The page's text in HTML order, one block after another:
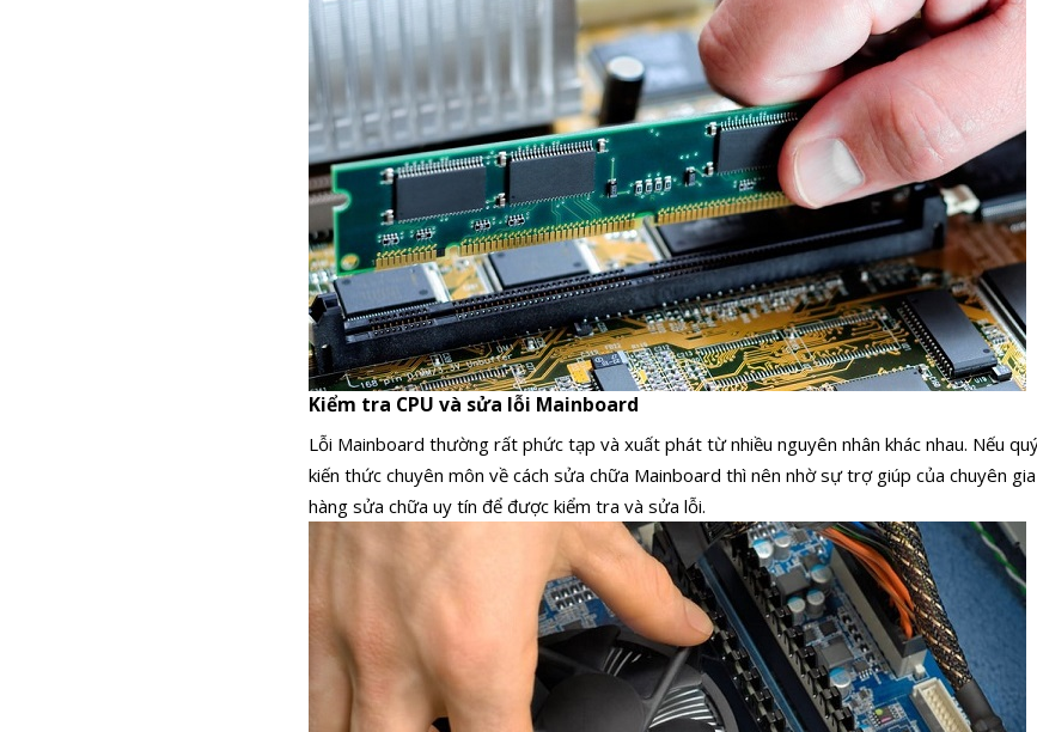
Kiểm tra CPU và sửa lỗi Mainboard
Lỗi Mainboard thường rất phức tạp và xuất phát từ nhiều nguyên nhân khác nhau. Nếu
kiến thức chuyên môn về cách sửa chữa Mainboard thì nên nhờ sự trợ giúp của chuyên
hàng sửa chữa uy tín để được kiểm tra và sửa lỗi.